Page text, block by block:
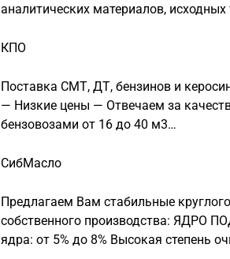
аналитических материалов,
КПО
Поставка СМТ, ДТ, бензинов и
— Низкие цены — Отвечаем за
бензовозами от 16 до 40 м3…
СибМасло
Предлагаем Вам стабильные
собственного производства: ЯДРО
ядра: от 5% до 8% Высокая степень